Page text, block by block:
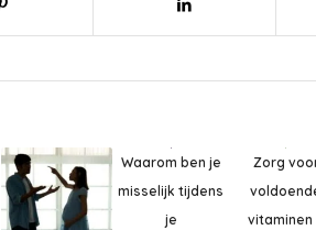
Waarom ben je
misselijk tijdens
je
Zorg
vitaminen